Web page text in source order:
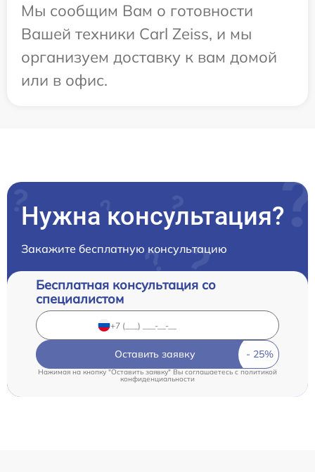
Мы сообщим Вам о готовности
Вашей техники Carl Zeiss, и мы
организуем доставку к вам домой
или в офис.
Нужна консультация?
Закажите бесплатную консультацию
Бесплатная консультация со
специалистом
Оставить заявку
Нажимая на кнопку "Оставить заявку" Вы соглашаетесь c политикой
конфиденциальности